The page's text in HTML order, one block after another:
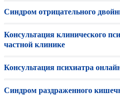
Синдром отрицательного
Консультация клинического
частной клинике
Консультация психиатра
Синдром раздраженного